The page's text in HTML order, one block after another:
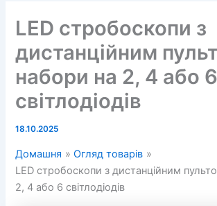
LED стробоскопи з
дистанційним
набори на 2, 4 або 6
світлодіодів
18.10.2025
Домашня
Огляд товарів
LED стробоскопи з дистанційним
2, 4 або 6 світлодіодів